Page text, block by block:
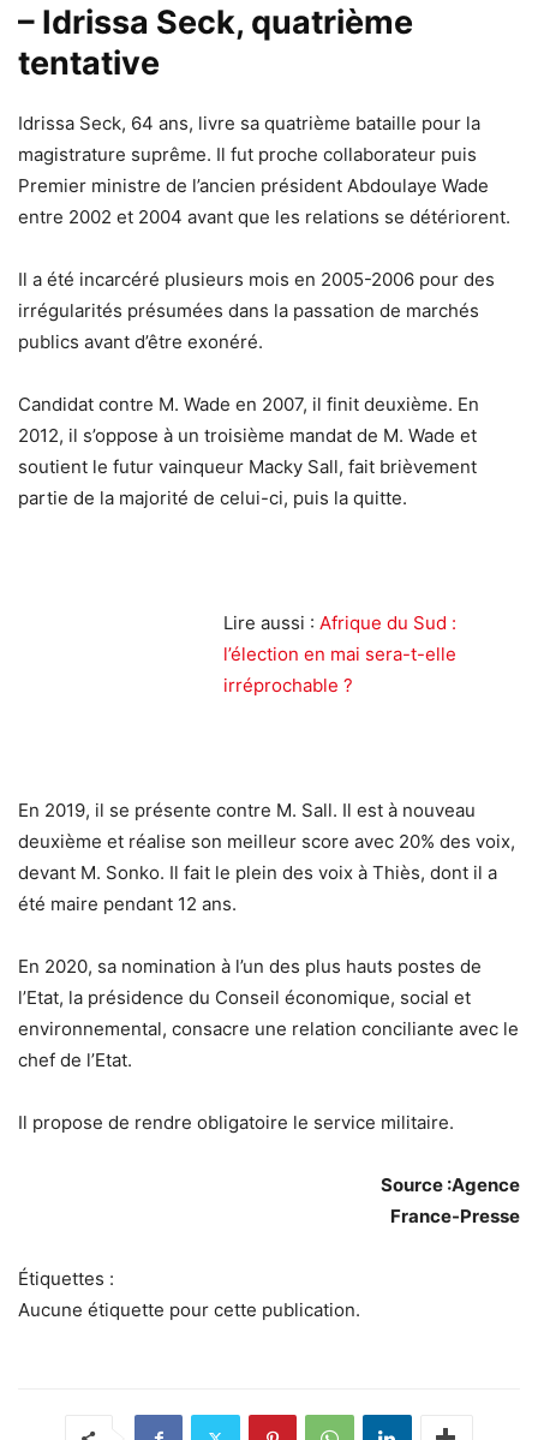
– Idrissa Seck, quatrième
tentative
Idrissa Seck, 64 ans, livre sa quatrième bataille pour la
magistrature suprême. Il fut proche collaborateur puis
Premier ministre de l’ancien président Abdoulaye Wade
entre 2002 et 2004 avant que les relations se détériorent.
Il a été incarcéré plusieurs mois en 2005-2006 pour des
irrégularités présumées dans la passation de marchés
publics avant d’être exonéré.
Candidat contre M. Wade en 2007, il finit deuxième. En
2012, il s’oppose à un troisième mandat de M. Wade et
soutient le futur vainqueur Macky Sall, fait brièvement
partie de la majorité de celui-ci, puis la quitte.
Lire aussi : Afrique du Sud :
l’élection en mai sera-t-elle
irréprochable ?
En 2019, il se présente contre M. Sall. Il est à nouveau
deuxième et réalise son meilleur score avec 20% des voix,
devant M. Sonko. Il fait le plein des voix à Thiès, dont il a
été maire pendant 12 ans.
En 2020, sa nomination à l’un des plus hauts postes de
l’Etat, la présidence du Conseil économique, social et
environnemental, consacre une relation conciliante avec le
chef de l’Etat.
Il propose de rendre obligatoire le service militaire.
Source :Agence
France-Presse
Étiquettes :
Aucune étiquette pour cette publication.